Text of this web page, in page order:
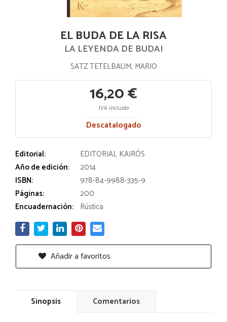
EL BUDA DE LA RISA
LA LEYENDA DE BUDAI
SATZ TETELBAUM, MARIO
16,20 €
IVA incluido
Descatalogado
Editorial:
EDITORIAL KAIRÓS
Año de edición:
2014
ISBN:
978-84-9988-335-9
Páginas:
200
Encuadernación: Rústica
Añadir a favoritos
Sinopsis Comentarios